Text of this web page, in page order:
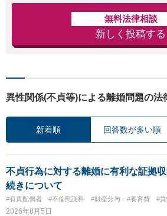
無料法律相談
新しく投稿する
異性関係(不貞等)による離婚問題の法
新着順 回答数が多い順
不貞行為に対する離婚に有利な証拠
続きについて
#有責配偶者 #不倫慰謝料 #財産分与 #養育費 #
2026年8月5日